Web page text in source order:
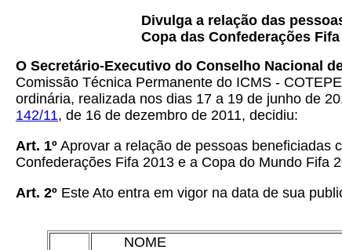
Divulga a relação das
Copa das Confederações
O Secretário-Executivo do Conselho Nacional
Comissão Técnica Permanente do ICMS -
ordinária, realizada nos dias 17 a 19 de junho de
142/11, de 16 de dezembro de 2011, decidiu:
Art. 1º Aprovar a relação de pessoas beneficiadas
Confederações Fifa 2013 e a Copa do Mundo Fifa
Art. 2º Este Ato entra em vigor na data de sua
NOME